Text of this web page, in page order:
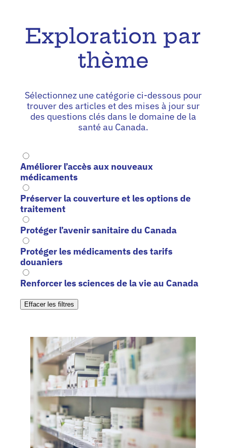
Exploration par
thème
Sélectionnez une catégorie ci-dessous pour
trouver des articles et des mises à jour sur
des questions clés dans le domaine de la
santé au Canada.
Améliorer l’accès aux nouveaux
médicaments
Préserver la couverture et les options de
traitement
Protéger l’avenir sanitaire du Canada
Protéger les médicaments des tarifs
douaniers
Renforcer les sciences de la vie au Canada
Effacer les filtres